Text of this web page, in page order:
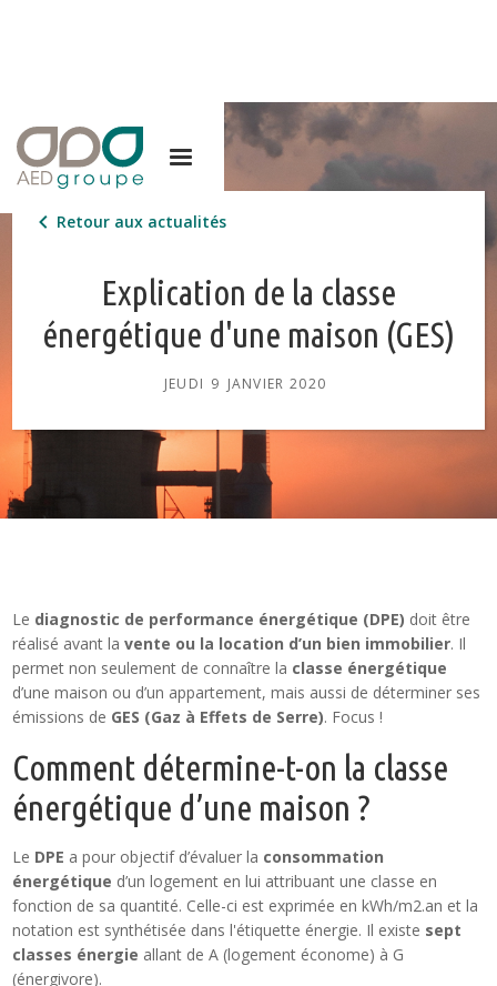
Retour aux actualités
Explication de la classe
énergétique d'une maison (GES)
JEUDI 9 JANVIER 2020
Le diagnostic de performance énergétique (DPE) doit être
réalisé avant lavente ou la location d’un bien immobilier. Il
permet non seulement de connaître la classe énergétique
d’une maison ou d’un appartement, mais aussi de déterminer ses
émissions de GES (Gaz à Effets de Serre). Focus !
Comment détermine-t-on la classe
énergétique d’une maison ?
Le DPE a pour objectif d’évaluer la consommation
énergétique d’un logement en lui attribuant une classe en
fonction de sa quantité. Celle-ci est exprimée en kWh/m2.an et la
notation est synthétisée dans l'étiquette énergie. Il existe sept
classes énergie allant de A (logement économe) à G
(énergivore).